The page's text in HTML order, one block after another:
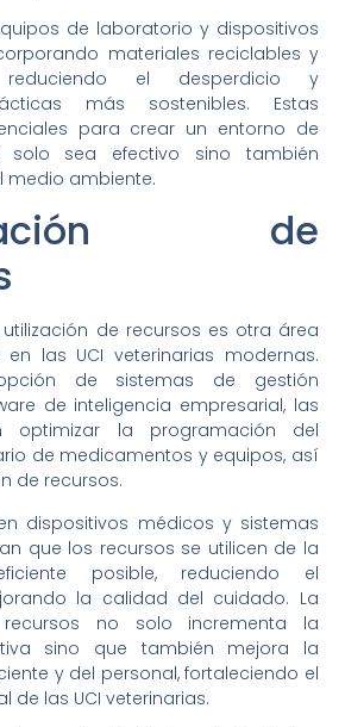
de laboratorio y dispositivos
materiales reciclables y
reduciendo el desperdicio y
más sostenibles. Estas
para crear un entorno de
sea efectivo sino también
medio ambiente.
de
de recursos es otra área
las UCI veterinarias modernas.
de sistemas de gestión
de inteligencia empresarial, las
optimizar la programación del
de medicamentos y equipos, así
de recursos.
dispositivos médicos y sistemas
que los recursos se utilicen de la
posible, reduciendo el
la calidad del cuidado. La
no solo incrementa la
sino que también mejora la
y del personal, fortaleciendo el
de las UCI veterinarias.